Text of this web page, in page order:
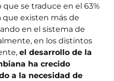
se traduce en el 63%
que existen más de
en el sistema de
en los distintos
el desarrollo de la
ha crecido
a la necesidad de